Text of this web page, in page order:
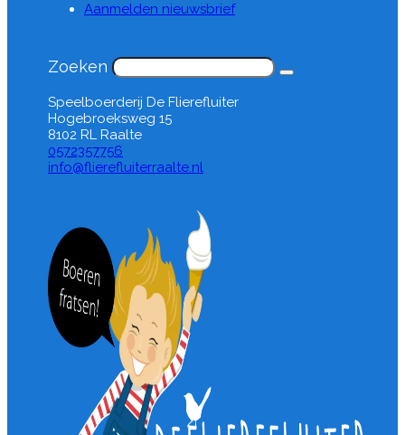
Aanmelden nieuwsbrief
Zoeken
Speelboerderij De Flierefluiter
Hogebroeksweg 15
8102 RL Raalte
0572357756
info@flierefluiterraalte.nl